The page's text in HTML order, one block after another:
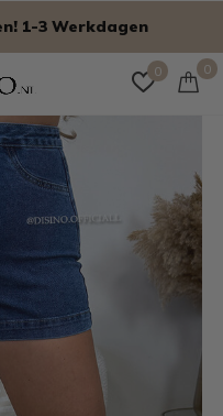
0 0
terug!